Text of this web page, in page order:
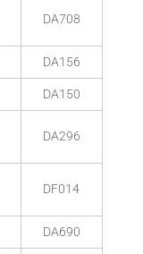
DA708
DA156
DA150
DA296
DF014
DA690